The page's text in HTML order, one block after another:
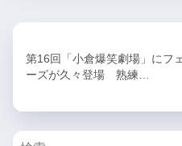
第16回「小倉爆笑劇場」にフ
ーズが久々登場 熟練…